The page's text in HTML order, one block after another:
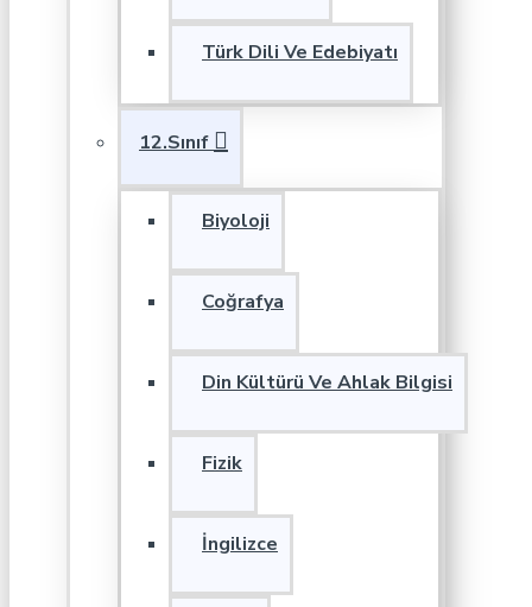
Türk Dili Ve Edebiyatı
12.Sınıf
Biyoloji
Coğrafya
Din Kültürü Ve Ahlak Bilgisi
Fizik
İngilizce